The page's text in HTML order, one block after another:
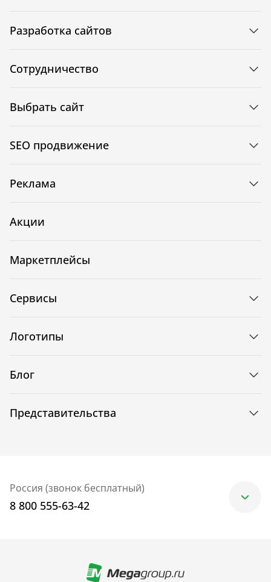
Разработка сайтов
Сотрудничество
Выбрать сайт
SEO продвижение
Реклама
Акции
Маркетплейсы
Сервисы
Логотипы
Блог
Представительства
Россия (звонок бесплатный)
8 800 555-63-42
+7 (499) 705-30-10